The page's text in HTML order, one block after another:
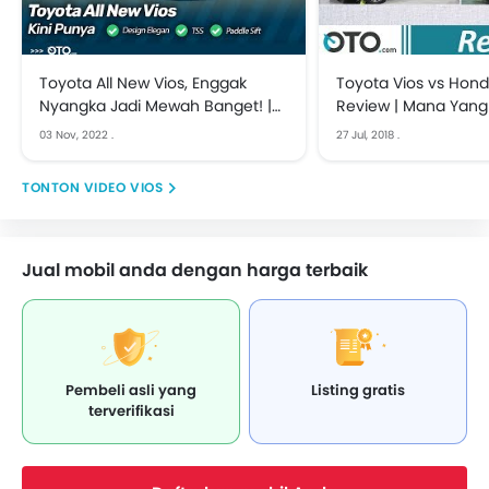
Toyota All New Vios, Enggak
Nyangka Jadi Mewah Banget! |
First Drive
03 Nov, 2022 .
Toyota Vios vs
Review | Mana
OTO.com
27 Jul, 2018 .
VIDEO VIOS
Jual mobil anda dengan harga terbaik
Pembeli asli yang
terverifikasi
Listing gratis